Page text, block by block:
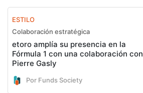
ESTILO
Colaboración estratégica
etoro amplía su presencia en la
Fórmula 1 con una colaboración con
Pierre Gasly
Por Funds Society